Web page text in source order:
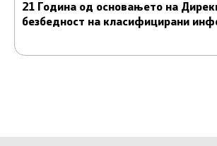
21 Година од основањето на
безбедност на класифицирани